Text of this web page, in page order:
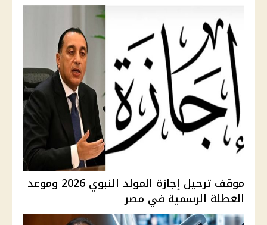
موقف ترحيل إجازة المولد النبوي 2026 وموعد
العطلة الرسمية في مصر